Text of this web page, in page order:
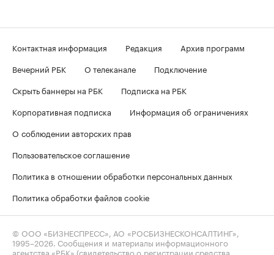
Контактная информация Редакция
Архив программ
Вечерний РБК
О телеканале
Подключение
Скрыть баннеры на РБК
Подписка на РБК
Корпоративная подписка
Информация об ограничениях
О соблюдении авторских прав
Пользовательское соглашение
Политика в отношении обработки персональных данных
Политика обработки файлов cookie
© ООО «БИЗНЕСПРЕСС», АО «РОСБИЗНЕСКОНСАЛТИНГ»,
1995–2026. Сообщения и материалы информационного
агентства «РБК» (свидетельство о регистрации средства